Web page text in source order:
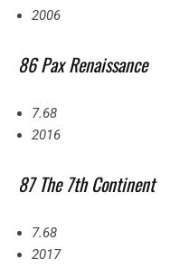
2006
86 Pax Renaissance
7.68
2016
87 The 7th Continent
7.68
2017